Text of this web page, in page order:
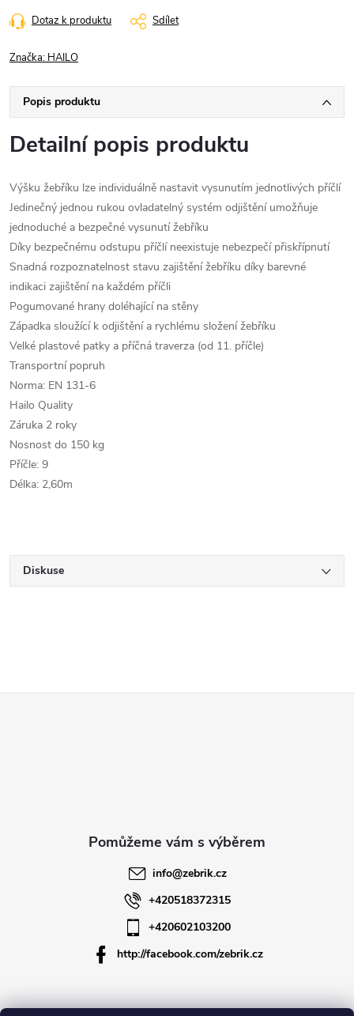
Dotaz k produktu Sdílet
Značka: HAILO
Popis produktu
Detailní popis produktu
Výšku žebříku lze individuálně nastavit vysunutím jednotlivých příčlí
Jedinečný jednou rukou ovladatelný systém odjištění umožňuje
jednoduché a bezpečné vysunutí žebříku
Díky bezpečnému odstupu příčlí neexistuje nebezpečí přiskřípnutí
Snadná rozpoznatelnost stavu zajištění žebříku díky barevné
indikaci zajištění na každém příčli
Pogumované hrany doléhající na stěny
Západka sloužící k odjištění a rychlému složení žebříku
Velké plastové patky a příčná traverza (od 11. příčle)
Transportní popruh
Norma: EN 131-6
Hailo Quality
Záruka 2 roky
Nosnost do 150 kg
Příčle: 9
Délka: 2,60m
Diskuse
info@zebrik.cz
+420518372315
+420602103200
http://facebook.com/zebrik.cz